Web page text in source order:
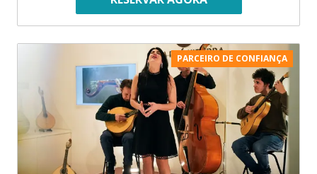
PARCEIRO DE CONFIANÇA